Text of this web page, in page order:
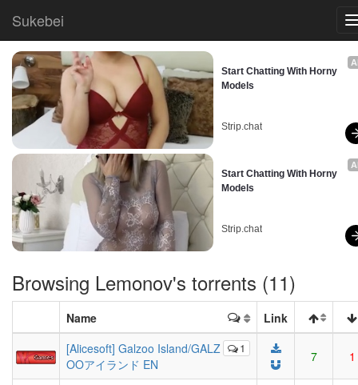
Sukebei
Start Chatting With Horny
Models
Strip.chat
Start Chatting With Horny
Models
Strip.chat
Browsing Lemonov's torrents (11)
Name Link
1
[Alicesoft] Galzoo Island/GALZ
OOアイランド EN
7 1